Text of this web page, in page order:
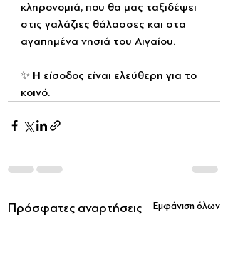
κληρονομιά, που θα μας ταξιδέψει
στις γαλάζιες θάλασσες και στα
αγαπημένα νησιά του Αιγαίου.
✨ Η είσοδος είναι ελεύθερη για το
κοινό.
Πρόσφατες αναρτήσεις Εμφάνιση όλων